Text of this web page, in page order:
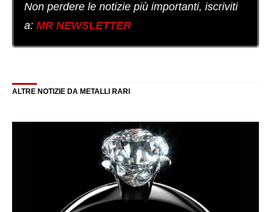
Non perdere le notizie più importanti, iscriviti
a: MR NEWSLETTER
ALTRE NOTIZIE DA METALLI RARI